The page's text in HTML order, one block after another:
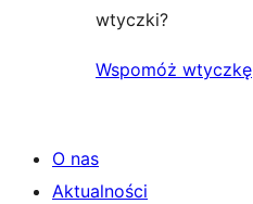
wtyczki?
Wspomóż wtyczkę
O nas
Aktualności